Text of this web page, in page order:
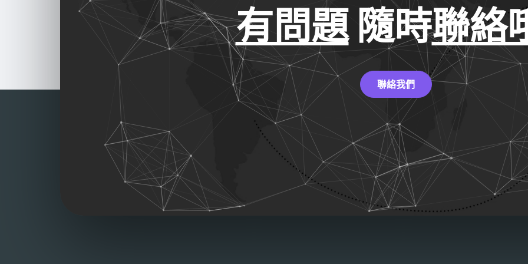
有問題隨時聯絡
聯絡我們